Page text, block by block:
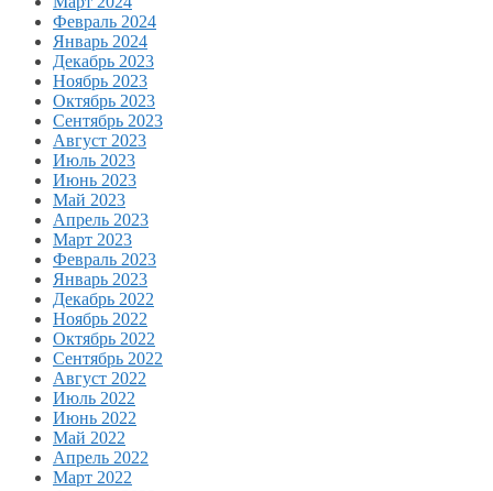
Февраль 2024
Январь 2024
Декабрь 2023
Ноябрь 2023
Октябрь 2023
Сентябрь 2023
Август 2023
Июль 2023
Июнь 2023
Май 2023
Апрель 2023
Март 2023
Февраль 2023
Январь 2023
Декабрь 2022
Ноябрь 2022
Октябрь 2022
Сентябрь 2022
Август 2022
Июль 2022
Июнь 2022
Май 2022
Апрель 2022
Март 2022